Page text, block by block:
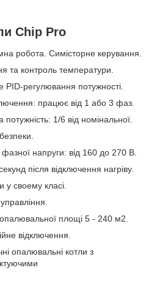
Chip Pro
робота. Симісторне керування.
та контроль температури.
PID-регулювання потужності.
працює від 1 або 3 фаз.
1/6 від номінальної.
напруги: від 160 до 270 В.
після відключення нагріву.
у своему класі.
площі 5 - 240 м2.
відключення.
опалювальні котли з